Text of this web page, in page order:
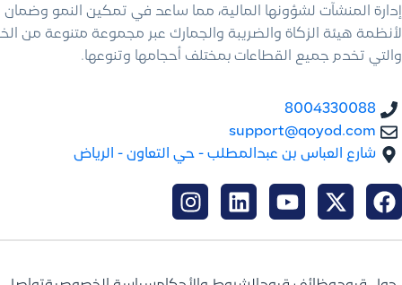
إدارة المنشآت لشؤونها المالية، مما ساعد في تمكين النمو وضمان
لأنظمة هيئة الزكاة والضريبة والجمارك عبر مجموعة متنوعة من
والتي تخدم جميع القطاعات بمختلف أحجامها وتنوعها.
8004330088
support@qoyod.com
شارع العباس بن عبدالمطلب - حي التعاون - الرياض